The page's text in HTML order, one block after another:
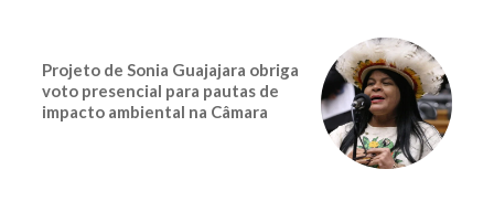
Projeto de Sonia Guajajara obriga
voto presencial para pautas de
impacto ambiental na Câmara